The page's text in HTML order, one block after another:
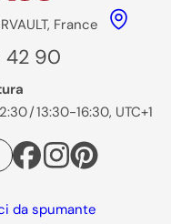
France
42 90
/13:30-16:30, UTC+1
da spumante